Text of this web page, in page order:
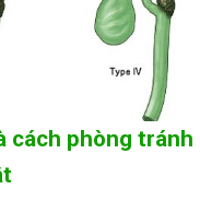
cách phòng